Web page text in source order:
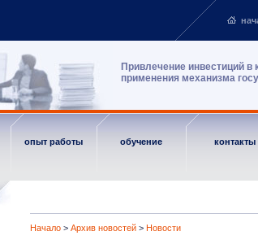
Привлечение инвестиций в
применения механизма
опыт работы обучение контакты
Начало > Архив новостей > Новости